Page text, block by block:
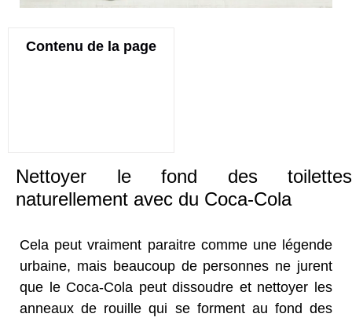
Contenu de la page
Nettoyer le fond des toilettes
naturellement avec du Coca-Cola
Cela peut vraiment paraitre comme une légende
urbaine, mais beaucoup de personnes ne jurent
que le Coca-Cola peut dissoudre et nettoyer les
anneaux de rouille qui se forment au fond des